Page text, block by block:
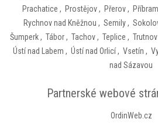
Prachatice , Prostějov, Přerov, Příbram
Rychnov nad Kněžnou , Semily,
Šumperk, Tábor, Tachov, Teplice , Trutnov
Ústí nad Labem , Ústí nad Orlicí, Vsetín ,
nad Sázavou
Partnerské webové
OrdinWeb.cz